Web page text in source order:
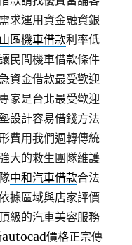
求運用資金融資銀
區機車借款利率低
民間機車借款條件
資金借款最受歡迎
家是台北最受歡迎
設計容易借錢方法
費用我們週轉傳統
大的救生團隊維護
中和汽車借款合法
據區域與店家評價
級的汽車美容服務
autocad價格正宗傳